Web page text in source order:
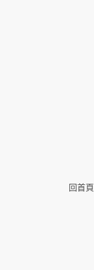
回首頁